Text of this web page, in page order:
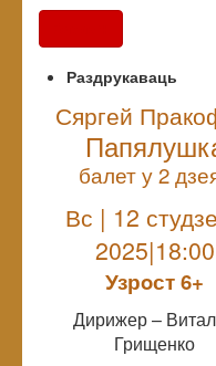
Раздрукаваць
Сяргей
балет у 2
Вс | 12
2025|18:00
Узрoст 6+
Дирижер –
Грищенко